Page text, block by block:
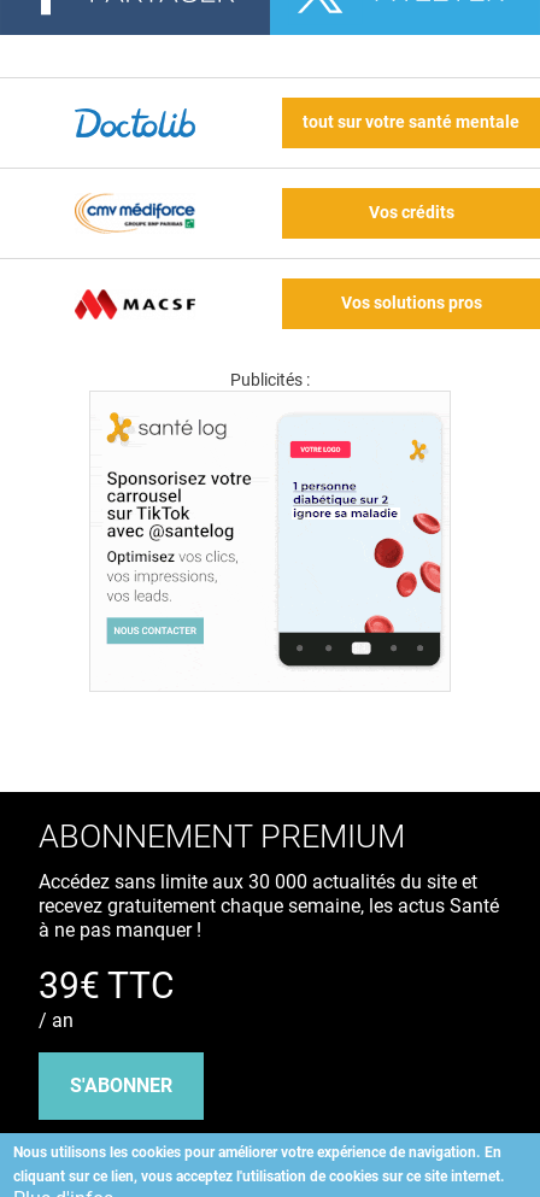
tout sur votre santé mentale
Vos crédits
Vos solutions pros
Publicités :
Nous utilisons les cookies pour améliorer votre expérience de navigation. En
cliquant sur ce lien, vous acceptez l'utilisation de cookies sur ce site internet.
ABONNEMENT PREMIUM
Accédez sans limite aux 30 000 actualités du site et
recevez gratuitement chaque semaine, les actus Santé
à ne pas manquer !
39€ TTC
/ an
S'ABONNER
Copyright©2026 ALLIEDHEALTH